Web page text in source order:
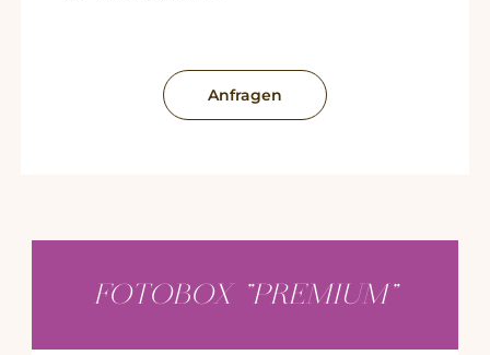
Anfragen
FOTOBOX "PREMIUM"